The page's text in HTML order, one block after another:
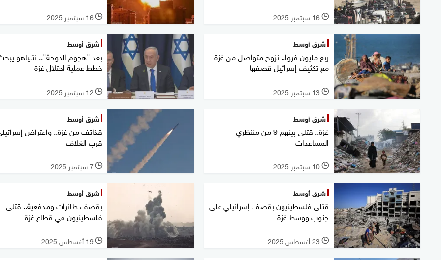
l 16 سبتمبر 2025 l 16 سبتمبر 2025
شرق أوسط
ربع مليون فروا.. نزوح متواصل من غزة
مع تكثيف إسرائيل قصفها
l 13 سبتمبر 2025
شرق أوسط
بعد "هجوم الدوحة".. نتنياهو
خطط عملية احتلال غزة
l 12 سبتمبر 2025
شرق أوسط
غزة.. قتلى بينهم 9 من منتظري
المساعدات
l 10 سبتمبر 2025
شرق أوسط
قذائف من غزة.. واعتراض
قرب الغلاف
l 7 سبتمبر 2025
شرق أوسط
قتلى فلسطينيون بقصف إسرائيلي على
جنوب ووسط غزة
l 23 أغسطس 2025
شرق أوسط
بقصف طائرات ومدفعية.. قتلى
فلسطينيون في قطاع غزة
l 19 أغسطس 2025